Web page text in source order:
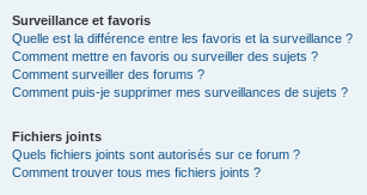
Surveillance et favoris
Quelle est la différence entre les favoris et la surveillance ?
Comment mettre en favoris ou surveiller des sujets ?
Comment surveiller des forums ?
Comment puis-je supprimer mes surveillances de sujets ?
Fichiers joints
Quels fichiers joints sont autorisés sur ce forum ?
Comment trouver tous mes fichiers joints ?